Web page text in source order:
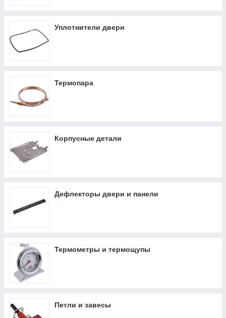
Уплотнители двери
Термопара
Корпусные детали
Дефлекторы двери и панели
Термометры и термощупы
Петли и завесы